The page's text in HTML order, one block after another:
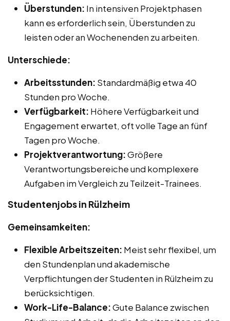
Überstunden: In intensiven Projektphasen
kann es erforderlich sein, Überstunden zu
leisten oder an Wochenenden zu arbeiten.
Unterschiede:
Arbeitsstunden: Standardmäßig etwa 40
Stunden pro Woche.
Verfügbarkeit: Höhere Verfügbarkeit und
Engagement erwartet, oft volle Tage an fünf
Tagen pro Woche.
Projektverantwortung:Größere
Verantwortungsbereiche und komplexere
Aufgaben im Vergleich zu Teilzeit-Trainees.
Studentenjobs in Rülzheim
Gemeinsamkeiten:
Flexible Arbeitszeiten: Meist sehr flexibel, um
den Stundenplan und akademische
Verpflichtungen der Studenten in Rülzheim zu
berücksichtigen.
Work-Life-Balance:Gute Balance zwischen